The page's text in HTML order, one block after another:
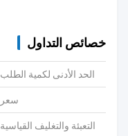
خصائص التداول
الحد الأدنى لكمية الطلب
سعر
التعبئة والتغليف القياسية